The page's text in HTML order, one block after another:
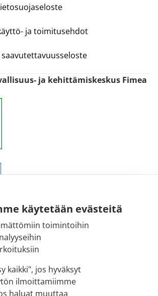
käytetään evästeitä
toimintoihin
kaikki", jos hyväksyt
ilmoittamiimme
haluat muuttaa
ja toimitusehdot
ja kehittämiskeskus Fimea